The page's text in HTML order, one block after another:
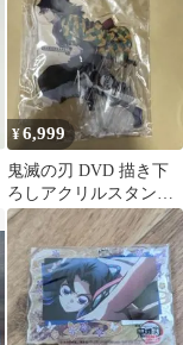
¥6,999
鬼滅の刃 DVD 描き下
ろしアクリルスタンド
冨岡義勇 ufotable 非売
品